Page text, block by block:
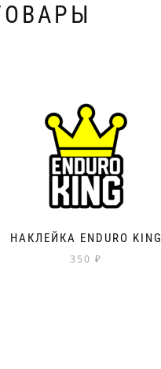
НАКЛЕЙКА ENDURO KING
350 ₽